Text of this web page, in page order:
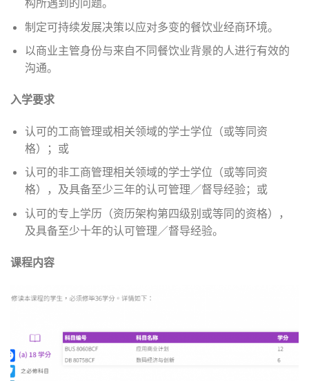
制定可持续发展决策以应对多变的餐饮业经商环境。
以商业主管身份与来自不同餐饮业背景的人进行有效的
沟通。
入学要求
认可的工商管理或相关领域的学士学位（或等同资
格）；或
认可的非工商管理相关领域的学士学位（或等同资
格），及具备至少三年的认可管理／督导经验；或
认可的专上学历（资历架构第四级别或等同的资格），
及具备至少十年的认可管理／督导经验。
课程内容